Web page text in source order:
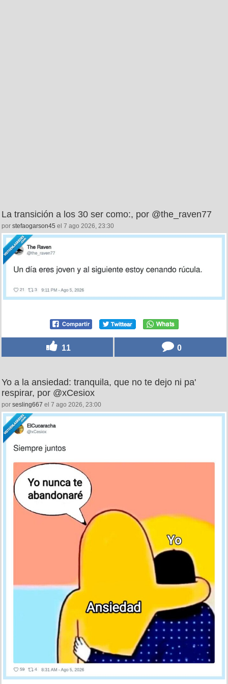
La transición a los 30 ser como:, por @the_raven77
por stefaogarson45 el 7 ago 2026, 23:30
11 0
Yo a la ansiedad: tranquila, que no te dejo ni pa'
respirar, por @xCesiox
por sesling667 el 7 ago 2026, 23:00